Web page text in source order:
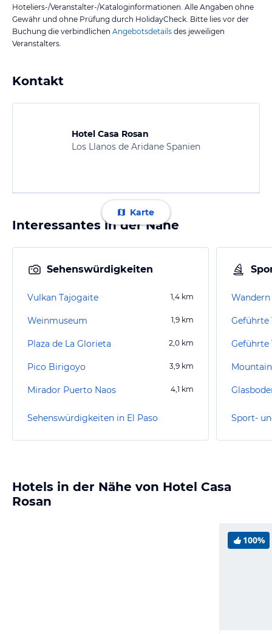
Hoteliers-/Veranstalter-/Kataloginformationen. Alle Angaben ohne
Gewähr und ohne Prüfung durch HolidayCheck. Bitte lies vor der
Buchung die verbindlichen Angebotsdetails des jeweiligen
Veranstalters.
Kontakt
Hotel Casa Rosan
Los Llanos de Aridane Spanien
Karte
Interessantes in der Nähe
Sehenswürdigkeiten
Vulkan Tajogaite 1,4 km
Weinmuseum 1,9 km
Plaza de La Glorieta 2,0 km
Pico Birigoyo 3,9 km
Mirador Puerto Naos 4,1 km
Sehenswürdigkeiten in El Paso
Wandern
Geführte
Sport-
Hotels in der Nähe von Hotel Casa
Rosan
100%